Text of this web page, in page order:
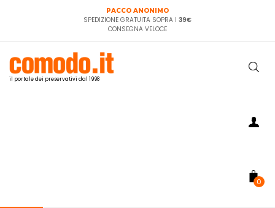
PACCO ANONIMO
SPEDIZIONE GRATUITA SOPRA I 39€
CONSEGNA VELOCE
il portale dei preservativi dal 1998
0